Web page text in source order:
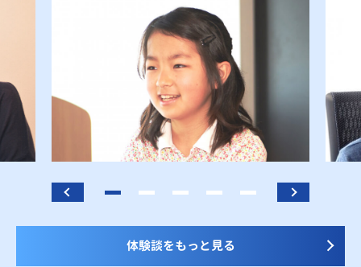
体験談をもっと見る